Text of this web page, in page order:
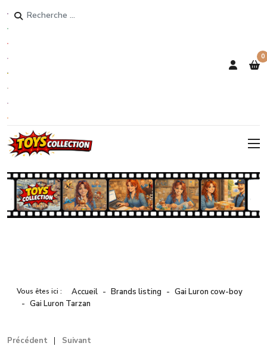
Rechercher
0
Vous êtes ici : Accueil Brands listing
Gai Luron cow-boy
Gai Luron Tarzan
Précédent Suivant